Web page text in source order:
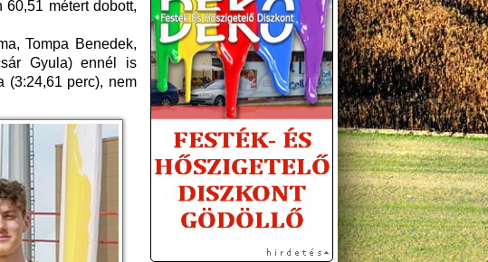
60,51 métert dobott,
Tompa Benedek,
Gyula) ennél is
(3:24,61 perc), nem
A GÖDÖLLŐI ÉS
KÖRNYÉKBELI
KULTURÁLIS- ÉS
SPORTPROGRAMOKAT
KÖZÖSSÉGI
OLDALUNKON TESSZÜK